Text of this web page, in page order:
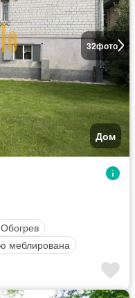
32фото
Дом
Обогрев
меблирована